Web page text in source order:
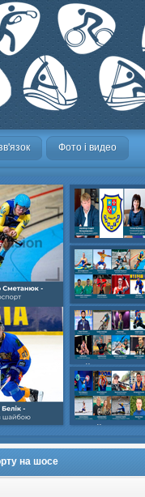
Фото і видео
Олександр-
Олександр-
шайбою,Ігор
Колісник-
веслвальний
на байдарках і
на шосе